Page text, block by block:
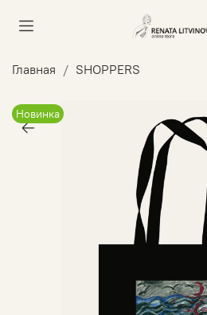
Главная SHOPPERS
Новинка